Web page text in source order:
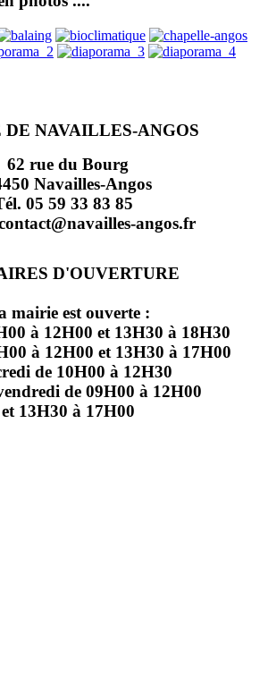
NAVAILLES-ANGOS
62 rue du Bourg
Navailles-Angos
05 59 33 83 85
angos.fr
D'OUVERTURE
mairie est ouverte :
à 12H00 et 13H30 à 18H30
à 12H00 et 13H30 à 17H00
de 10H00 à 12H30
de 09H00 à 12H00
et 13H30 à 17H00